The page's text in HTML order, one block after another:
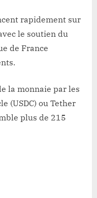
rapidement sur
le soutien du
de France
la monnaie par les
(USDC) ou Tether
plus de 215